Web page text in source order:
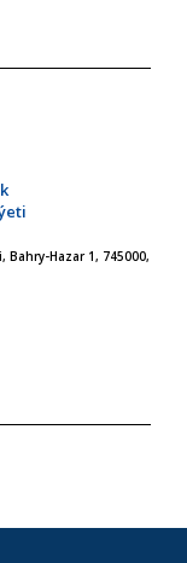
Hazar 1, 745000,